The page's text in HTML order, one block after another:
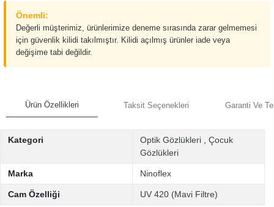
Önemli:
Değerli müşterimiz, ürünlerimize deneme sırasında zarar gelmemesi
için güvenlik kilidi takılmıştır. Kilidi açılmış ürünler iade veya
değişime tabi değildir.
Ürün Özellikleri Taksit Seçenekleri Garanti Ve
Kategori Optik Gözlükleri
Çocuk
Gözlükleri
Marka Ninoflex
Cam Özelliği UV 420 (Mavi Filtre)